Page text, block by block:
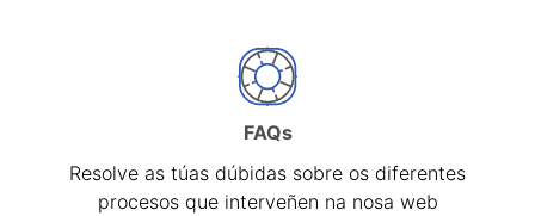
FAQs
Resolve as túas dúbidas sobre os diferentes
procesos que interveñen na nosa web